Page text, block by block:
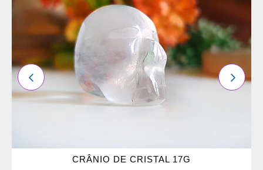
OS
FAVORITOS
CRÂNIO DE CRISTAL 17G
ANTERIOR